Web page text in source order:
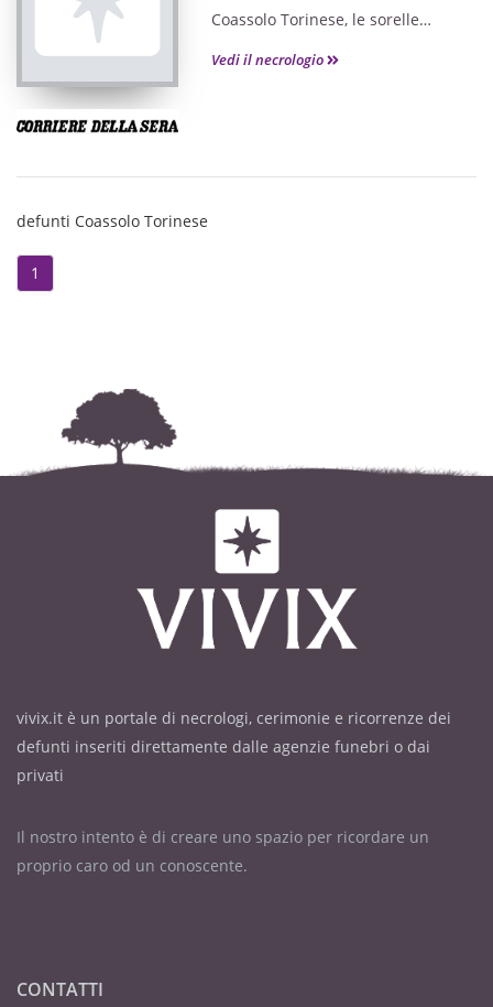
Coassolo Torinese, le sorelle
Maddalena e Anna, insieme al
Vedi il necrologio
defunti Coassolo Torinese
1
vivix.it è un portale di necrologi, cerimonie e ricorrenze dei
defunti inseriti direttamente dalle agenzie funebri o dai
privati
Il nostro intento è di creare uno spazio per ricordare un
proprio caro od un conoscente.
CONTATTI